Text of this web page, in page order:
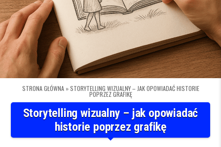
STRONA GŁÓWNA»STORYTELLING WIZUALNY – JAK OPOWIADAĆ HISTORIE
POPRZEZ GRAFIKĘ
Storytelling wizualny – jak opowiadać
historie poprzez grafikę